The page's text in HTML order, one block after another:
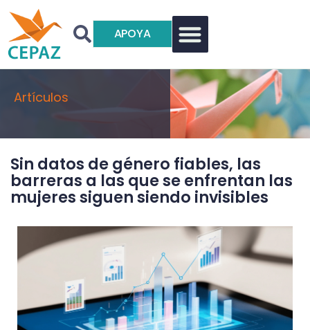
APOYA
Artículos
Sin datos de género fiables, las
barreras a las que se enfrentan las
mujeres siguen siendo invisibles